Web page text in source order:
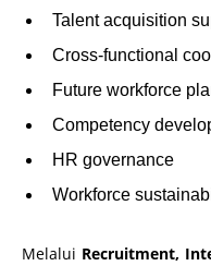
Talent acquisition
Cross-functional
Future workforce
Competency
HR governance
Workforce
Melalui Recruitment,